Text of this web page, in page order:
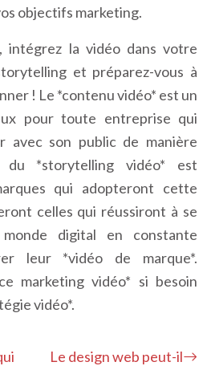
objectifs marketing.
intégrez la vidéo dans votre
et préparez-vous à
! Le *contenu vidéo* est un
pour toute entreprise qui
avec son public de manière
du *storytelling vidéo* est
qui adopteront cette
celles qui réussiront à se
digital en constante
leur *vidéo de marque*.
marketing vidéo* si besoin
vidéo*.
Le design web peut-il